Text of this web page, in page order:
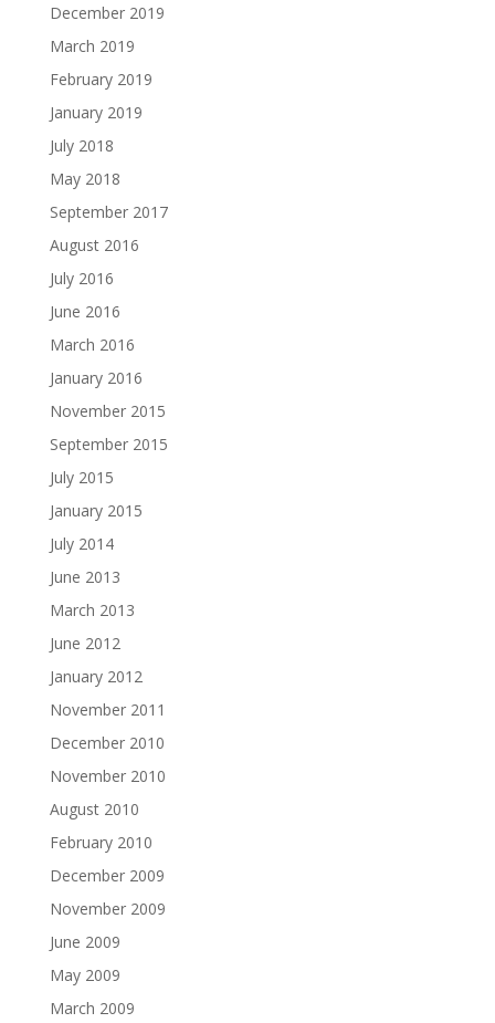
December 2019
March 2019
February 2019
January 2019
July 2018
May 2018
September 2017
August 2016
July 2016
June 2016
March 2016
January 2016
November 2015
September 2015
July 2015
January 2015
July 2014
June 2013
March 2013
June 2012
January 2012
November 2011
December 2010
November 2010
August 2010
February 2010
December 2009
November 2009
June 2009
May 2009
March 2009